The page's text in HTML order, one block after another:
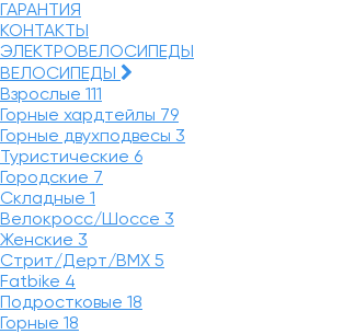
ГАРАНТИЯ
КОНТАКТЫ
ЭЛЕКТРОВЕЛОСИПЕДЫ
ВЕЛОСИПЕДЫ
Взрослые 111
Горные хардтейлы 79
Горные двухподвесы 3
Туристические 6
Городские 7
Складные 1
Велокросс/Шоссе 3
Женские 3
Стрит/Дерт/BMX 5
Fatbike 4
Подростковые 18
Горные 18